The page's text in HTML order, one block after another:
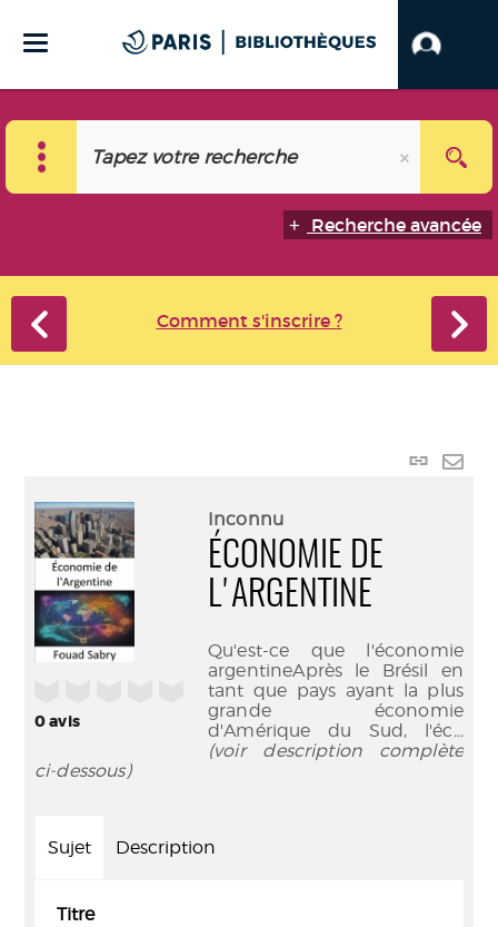
Recherche avancée
Comment s'inscrire ?
Lien
0avis
Inconnu
ÉCONOMIE DE
L'ARGENTINE
Qu'est-ce que l'économie
argentineAprès le Brésil en
tant que pays ayant la plus
grande économie
d'Amérique du Sud, l'éc...
(voir description complète
ci-dessous)
Sujet Description
Titre